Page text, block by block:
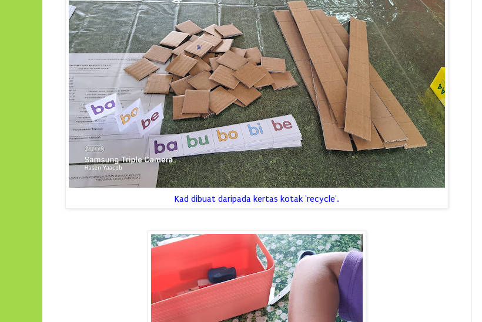
Kad dibuat daripada kertas kotak 'recycle'.